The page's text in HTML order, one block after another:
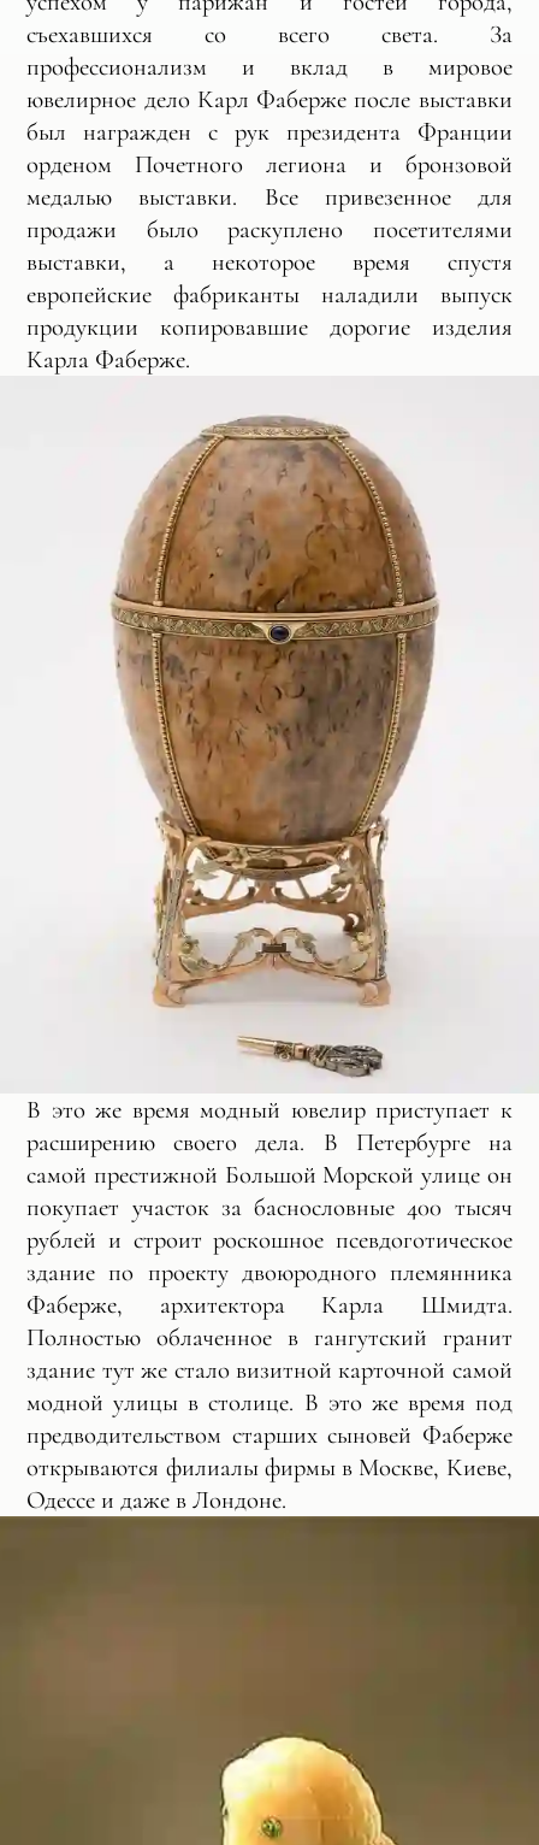
съехавшихся со всего света. За
профессионализм и вклад в мировое
ювелирное дело Карл Фаберже после выставки
был награжден с рук президента Франции
орденом Почетного легиона и бронзовой
медалью выставки. Все привезенное для
продажи было раскуплено посетителями
выставки, а некоторое время спустя
европейские фабриканты наладили выпуск
продукции копировавшие дорогие изделия
Карла Фаберже.
В это же время модный ювелир приступает к
расширению своего дела. В Петербурге на
самой престижной Большой Морской улице он
покупает участок за баснословные 400 тысяч
рублей и строит роскошное псевдоготическое
здание по проекту двоюродного племянника
Фаберже, архитектора Карла Шмидта.
Полностью облаченное в гангутский гранит
здание тут же стало визитной карточной самой
модной улицы в столице. В это же время под
предводительством старших сыновей Фаберже
открываются филиалы фирмы в Москве, Киеве,
Одессе и даже в Лондоне.